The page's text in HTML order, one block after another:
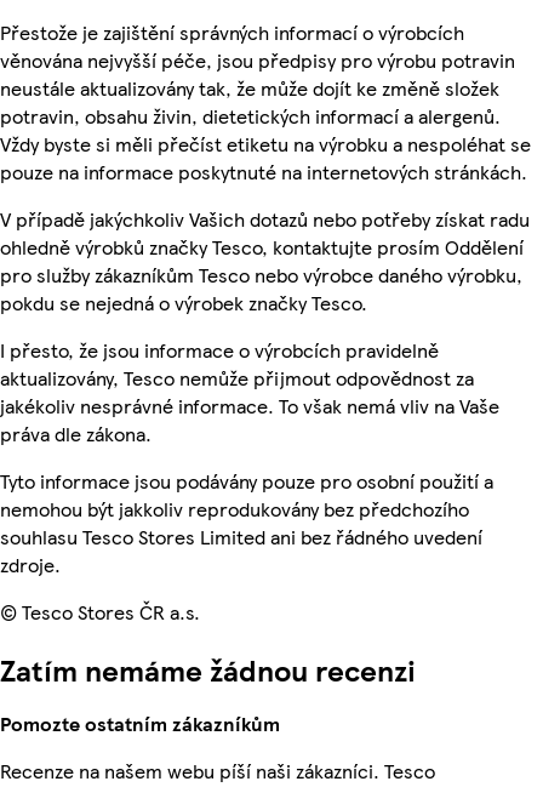
Přestože je zajištění správných informací o výrobcích
věnována nejvyšší péče, jsou předpisy pro výrobu potravin
neustále aktualizovány tak, že může dojít ke změně složek
potravin, obsahu živin, dietetických informací a alergenů.
Vždy byste si měli přečíst etiketu na výrobku a nespoléhat se
pouze na informace poskytnuté na internetových stránkách.
V případě jakýchkoliv Vašich dotazů nebo potřeby získat radu
ohledně výrobků značky Tesco, kontaktujte prosím Oddělení
pro služby zákazníkům Tesco nebo výrobce daného výrobku,
pokdu se nejedná o výrobek značky Tesco.
I přesto, že jsou informace o výrobcích pravidelně
aktualizovány, Tesco nemůže přijmout odpovědnost za
jakékoliv nesprávné informace. To však nemá vliv na Vaše
práva dle zákona.
Tyto informace jsou podávány pouze pro osobní použití a
nemohou být jakkoliv reprodukovány bez předchozího
souhlasu Tesco Stores Limited ani bez řádného uvedení
zdroje.
© Tesco Stores ČR a.s.
Zatím nemáme žádnou recenzi
Pomozte ostatním zákazníkům
Recenze na našem webu píší naši zákazníci. Tesco